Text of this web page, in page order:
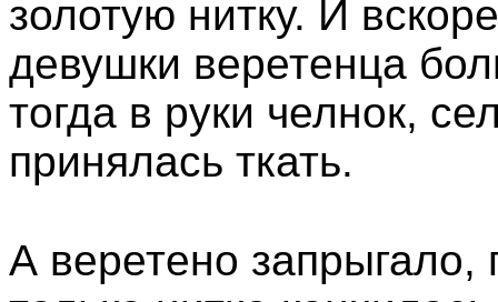
золотую нитку. И
девушки веретенца
тогда в руки челнок,
принялась ткать.
А веретено